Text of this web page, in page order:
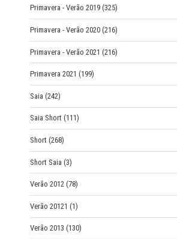
Primavera - Verão 2019 (325)
Primavera - Verão 2020 (216)
Primavera - Verão 2021 (216)
Primavera 2021 (199)
Saia (242)
Saia Short (111)
Short (268)
Short Saia (3)
Verão 2012 (78)
Verão 20121 (1)
Verão 2013 (130)